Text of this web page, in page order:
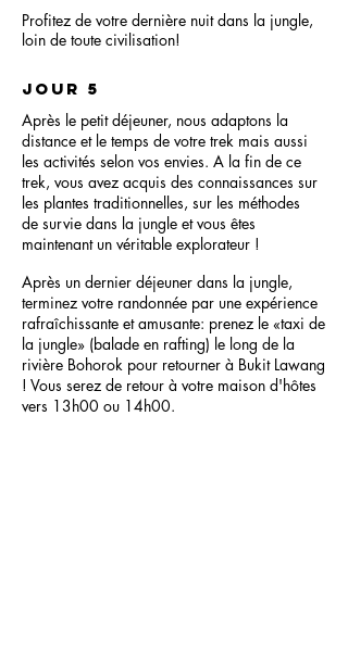
Profitez de votre dernière nuit dans la jungle,
loin de toute civilisation!
jour 5
Après le petit déjeuner, nous adaptons la
distance et le temps de votre trek mais aussi
les activités selon vos envies. A la fin de ce
trek, vous avez acquis des connaissances sur
les plantes traditionnelles, sur les méthodes
de survie dans la jungle et vous êtes
maintenant un véritable explorateur !
Après un dernier déjeuner dans la jungle,
terminez votre randonnée par une expérience
rafraîchissante et amusante: prenez le «taxi de
la jungle» (balade en rafting) le long de la
rivière Bohorok pour retourner à Bukit Lawang
! Vous serez de retour à votre maison d'hôtes
vers 13h00 ou 14h00.